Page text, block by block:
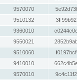
9570070
9510132
9360010
9550021
9510060
9410010
9570010